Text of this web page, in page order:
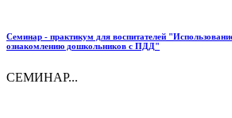
Семинар - практикум для воспитателей
ознакомлению дошкольников с ПДД"
СЕМИНАР...